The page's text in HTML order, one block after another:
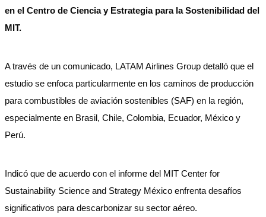
en el Centro de Ciencia y Estrategia para la Sostenibilidad del
MIT.
A través de un comunicado, LATAM Airlines Group detalló que el
estudio se enfoca particularmente en los caminos de producción
para combustibles de aviación sostenibles (SAF) en la región,
especialmente en Brasil, Chile, Colombia, Ecuador, México y
Perú.
Indicó que de acuerdo con el informe del MIT Center for
Sustainability Science and Strategy México enfrenta desafíos
significativos para descarbonizar su sector aéreo.